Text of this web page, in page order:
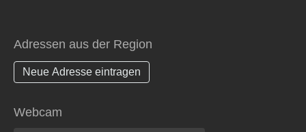
Adressen aus der Region
Neue Adresse eintragen
Webcam